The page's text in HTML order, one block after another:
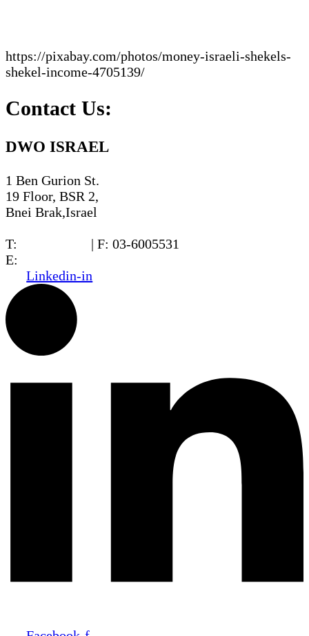
https://pixabay.com/photos/money-israeli-shekels-
shekel-income-4705139/
Contact Us:
DWO ISRAEL
1 Ben Gurion St.
19 Floor, BSR 2,
Bnei Brak,Israel
T:
| F: 03-6005531
E:
Linkedin-in